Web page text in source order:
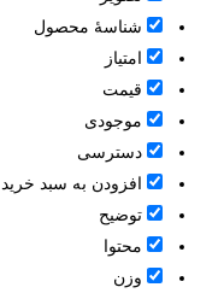
شناسۀ محصول
امتیاز
قيمت
موجودی
دسترسی
افزودن به سبد خرید
توضیح
محتوا
وزن